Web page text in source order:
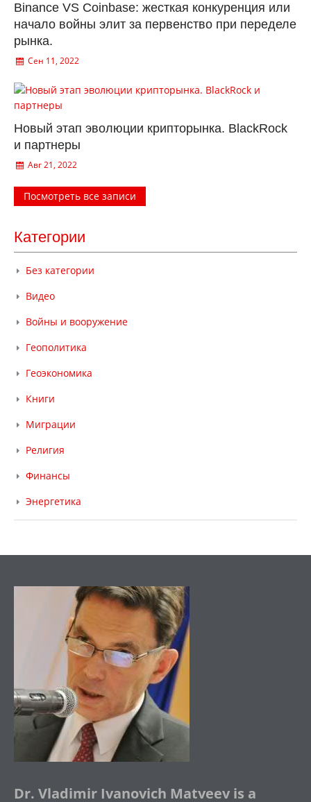
Binance VS Coinbase: жесткая конкуренция или
начало войны элит за первенство при переделе
рынка.
Сен 11, 2022
Новый этап эволюции крипторынка. BlackRock
и партнеры
Авг 21, 2022
Посмотреть все записи
Категории
Без категории
Видео
Войны и вооружение
Геополитика
Геоэкономика
Книги
Миграции
Религия
Финансы
Энергетика
Dr. Vladimir Ivanovich Matveev is a